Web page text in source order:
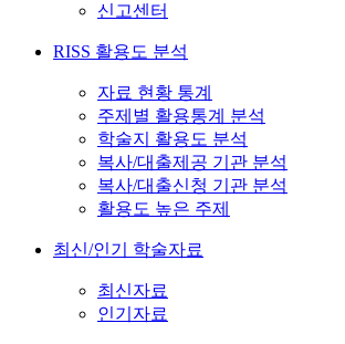
신고센터
RISS 활용도 분석
자료 현황 통계
주제별 활용통계 분석
학술지 활용도 분석
복사/대출제공 기관 분석
복사/대출신청 기관 분석
활용도 높은 주제
최신/인기 학술자료
최신자료
인기자료